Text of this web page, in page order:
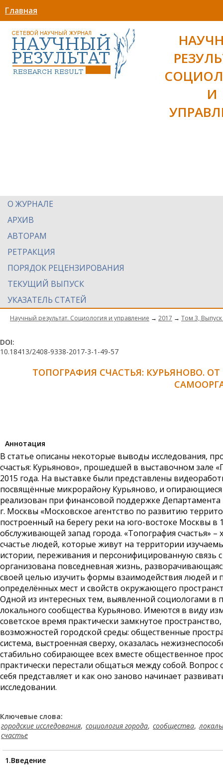
Главная
И
О ЖУРНАЛЕ
АРХИВ
АВТОРАМ
РЕТРАКЦИЯ
ПОРЯДОК РЕЦЕНЗИРОВАНИЯ
ТЕКУЩИЙ ВЫПУСК
УКАЗАТЕЛЬ СТАТЕЙ
Научный результат. Социология и управление → 2017 → Том 3,
DOI:
10.18413/2408-9338-2017-3-1-49-57
ТОПОГРАФИЯ СЧАСТЬЯ: КУРЬЯНОВО.
Aннотация
В статье описаны некоторые выводы исследования,
счастья: Курьяново», прошедшей в выставочном зале
2015 года. На выставке были представлены
посвящённые микрорайону Курьяново, и
реализован при финансовой поддержке
г. Москвы «Московское агентство по развитию
построенный на берегу реки на юго-востоке Москвы в
обслуживающей запад города. «Топография счастья»
счастье людей, которые живут на территории
истории, переживания и персонифицированную связь
организована повседневная жизнь,
своей целью изучить формы взаимодействия людей и
определённых мест и свойств окружающего
Одной из интересных тем, выявленной социологами в
локального сообщества Курьяново. Имеются в виду
советское время практически замкнутое
возможностей городской среды: общественные
система, выстроенная сверху, оказалась
стабильно собирающее всех вместе общественное
практически перестали общаться между собой.
себя представляет и как оно заново начинает
исследовании.
Ключевые слова:
городские исследования, социология города, сообщества,
счастье
1.Введение